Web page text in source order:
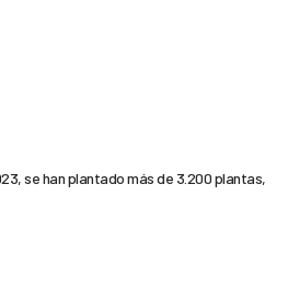
se han plantado más de 3.200 plantas,